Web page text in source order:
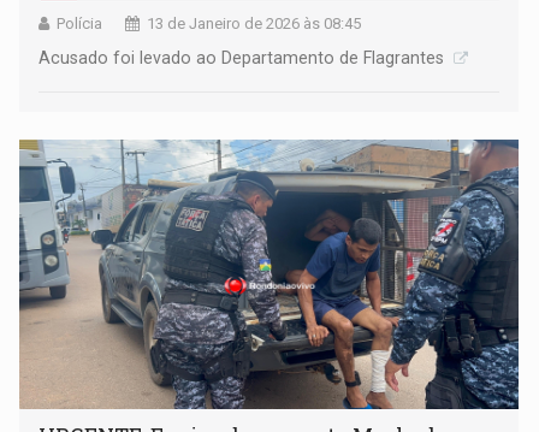
Polícia 13 de Janeiro de 2026 às 08:45
Acusado foi levado ao Departamento de Flagrantes